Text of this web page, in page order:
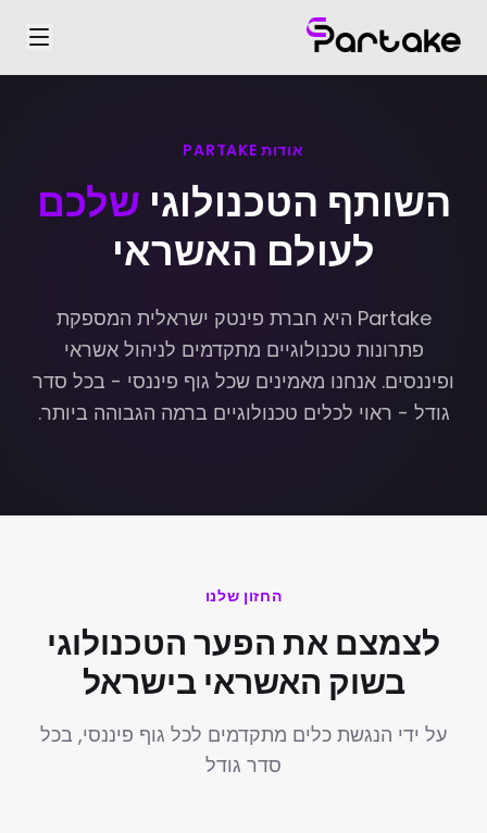
אודות PARTAKE
השותף הטכנולוגי שלכם
לעולם האשראי
Partake היא חברת פינטק ישראלית המספקת
פתרונות טכנולוגיים מתקדמים לניהול אשראי
ופיננסים. אנחנו מאמינים שכל גוף פיננסי - בכל סדר
גודל - ראוי לכלים טכנולוגיים ברמה הגבוהה ביותר.
החזון שלנו
לצמצם את הפער הטכנולוגי
בשוק האשראי בישראל
על ידי הנגשת כלים מתקדמים לכל גוף פיננסי, בכל
סדר גודל